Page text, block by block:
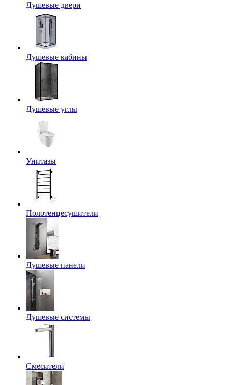
Душевые двери
Душевые кабины
Душевые углы
Унитазы
Полотенцесушители
Душевые панели
Душевые системы
Смесители